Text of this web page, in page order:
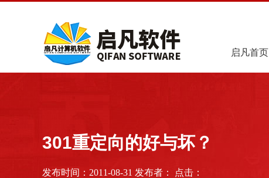
启凡首页
301重定向的好与坏？
发布时间：2011-08-31 发布者： 点击：